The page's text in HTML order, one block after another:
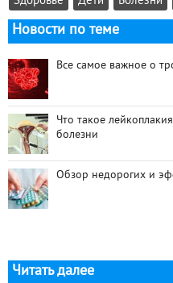
Новости по теме
Все самое важное о
Что такое
болезни
Обзор недорогих и
Читать далее